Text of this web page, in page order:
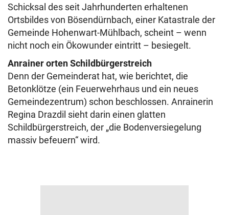
Schicksal des seit Jahrhunderten erhaltenen
Ortsbildes von Bösendürnbach, einer Katastrale der
Gemeinde Hohenwart-Mühlbach, scheint – wenn
nicht noch ein Ökowunder eintritt – besiegelt.
Anrainer orten Schildbürgerstreich
Denn der Gemeinderat hat, wie berichtet, die
Betonklötze (ein Feuerwehrhaus und ein neues
Gemeindezentrum) schon beschlossen. Anrainerin
Regina Drazdil sieht darin einen glatten
Schildbürgerstreich, der „die Bodenversiegelung
massiv befeuern“ wird.